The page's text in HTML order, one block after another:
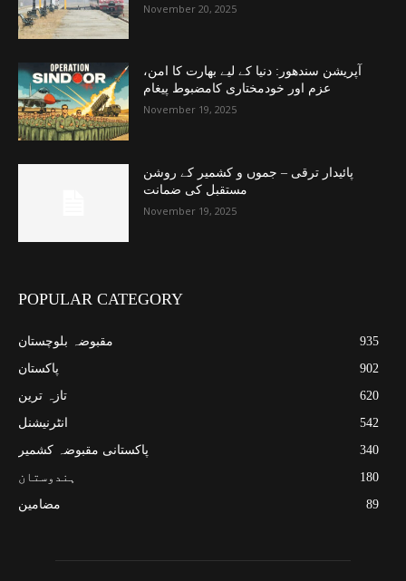
November 20, 2025
آپریشن سندھور: دنیا کے لیے بھارت کا امن،
عزم اور خودمختاری کامضبوط پیغام
November 19, 2025
پائیدار ترقی – جموں و کشمیر کے روشن
مستقبل کی ضمانت
November 19, 2025
POPULAR CATEGORY
مقبوضہ بلوچستان
935
پاکستان
902
تازہ ترین
620
انٹرنیشنل
542
پاکستانی مقبوضہ کشمیر
340
ہندوستان
180
مضامین
89